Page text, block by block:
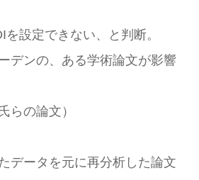
設定できない、と判断。
デンの、ある学術論文が影響
らの論文）
データを元に再分析した論文